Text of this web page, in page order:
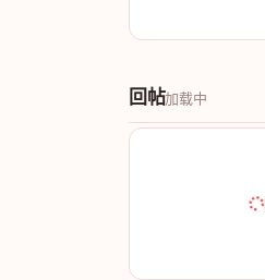
回帖加载中